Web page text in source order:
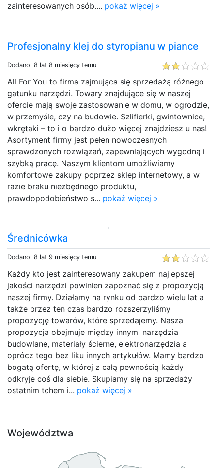
zainteresowanych osób.... pokaż więcej »
Profesjonalny klej do styropianu w piance
Dodano: 8 lat 8 miesięcy temu
All For You to firma zajmująca się sprzedażą różnego
gatunku narzędzi. Towary znajdujące się w naszej
ofercie mają swoje zastosowanie w domu, w ogrodzie,
w przemyśle, czy na budowie. Szlifierki, gwintownice,
wkrętaki – to i o bardzo dużo więcej znajdziesz u nas!
Asortyment firmy jest pełen nowoczesnych i
sprawdzonych rozwiązań, zapewniających wygodną i
szybką pracę. Naszym klientom umożliwiamy
komfortowe zakupy poprzez sklep internetowy, a w
razie braku niezbędnego produktu,
prawdopodobieństwo s... pokaż więcej »
Średnicówka
Dodano: 8 lat 9 miesięcy temu
Każdy kto jest zainteresowany zakupem najlepszej
jakości narzędzi powinien zapoznać się z propozycją
naszej firmy. Działamy na rynku od bardzo wielu lat a
także przez ten czas bardzo rozszerzyliśmy
propozycję towarów, które sprzedajemy. Nasza
propozycja obejmuje między innymi narzędzia
budowlane, materiały ścierne, elektronarzędzia a
oprócz tego bez liku innych artykułów. Mamy bardzo
bogatą ofertę, w której z całą pewnością każdy
odkryje coś dla siebie. Skupiamy się na sprzedaży
ostatnim tchem i... pokaż więcej »
Województwa